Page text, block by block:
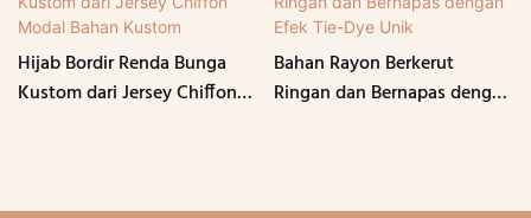
Hijab Bordir Renda Bunga
Kustom dari Jersey Chiffon
Bahan Rayon Berkerut
Ringan dan Bernapas dengan